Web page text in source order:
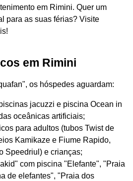
em Rimini. Quer um
para as suas férias? Visite
em Rimini
os hóspedes aguardam:
jacuzzi e piscina Ocean in
oceânicas artificiais;
para adultos (tubos Twist de
Kamikaze e Fiume Rapido,
Speedriul) e crianças;
com piscina "Elefante", "Praia
de elefantes", "Praia dos